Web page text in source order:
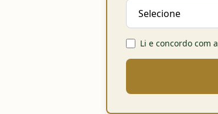
Li e concordo com a